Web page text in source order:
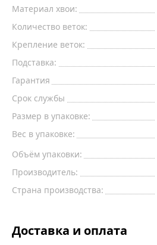
Материал хвои:
Количество веток:
Крепление веток:
Подставка:
Гарантия
Срок службы
Размер в упаковке:
Вес в упаковке:
Объём упаковки:
Производитель:
Страна производства:
Доставка и оплата